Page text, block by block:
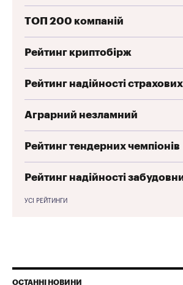
ТОП 200 компаній
Рейтинг криптобірж
Рейтинг надійності
Аграрний незламний
Рейтинг тендерних чемпіонів
Рейтинг надійності
УСІ РЕЙТИНГИ
ОСТАННІ НОВИНИ